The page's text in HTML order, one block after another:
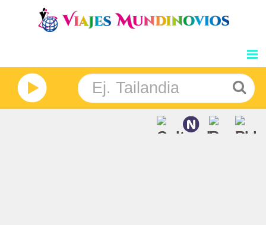
GRANDES VIAJES
NOSOTROS